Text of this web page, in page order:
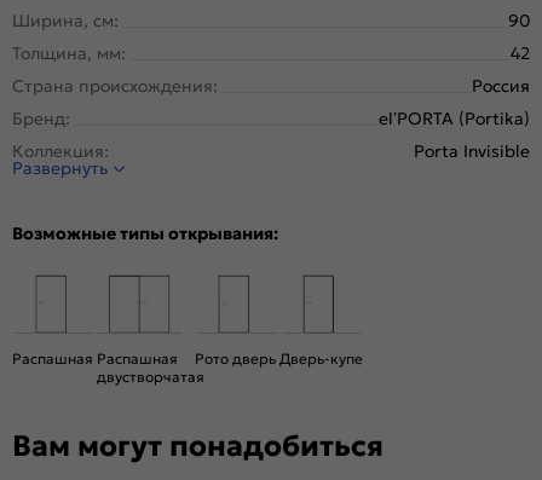
Ширина, см:
90
Толщина, мм:
42
Страна происхождения:
Россия
Бренд:
el’PORTA (Portika)
Коллекция:
Porta Invisible
Стиль:
Конструкция двери:
Вес, кг:
Развернуть
Возможные типы открывания:
Распашная Распашная
двустворчатая
Рото дверь Дверь-купе
Вам могут понадобиться